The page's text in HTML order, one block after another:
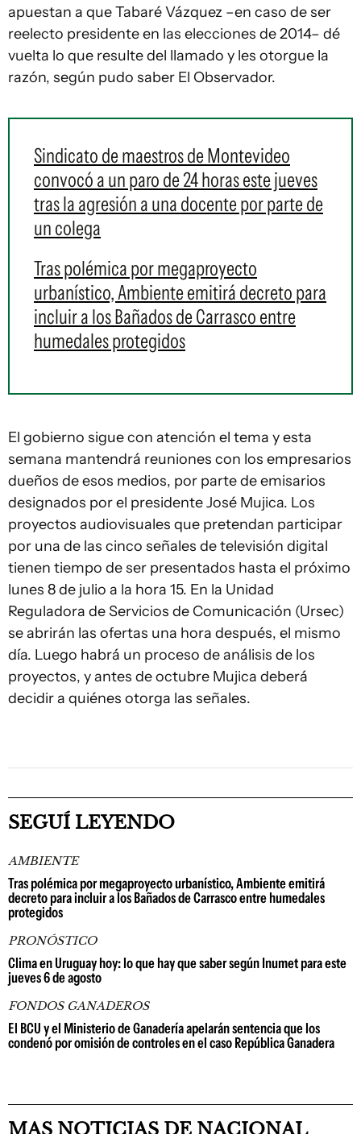
apuestan a que Tabaré Vázquez –en caso de ser
reelecto presidente en las elecciones de 2014– dé
vuelta lo que resulte del llamado y les otorgue la
razón, según pudo saber El Observador.
Sindicato de maestros de Montevideo
convocó a un paro de 24 horas este jueves
tras la agresión a una docente por parte de
un colega
Tras polémica por megaproyecto
urbanístico, Ambiente emitirá decreto para
incluir a los Bañados de Carrasco entre
humedales protegidos
El gobierno sigue con atención el tema y esta
semana mantendrá reuniones con los empresarios
dueños de esos medios, por parte de emisarios
designados por el presidente José Mujica. Los
proyectos audiovisuales que pretendan participar
por una de las cinco señales de televisión digital
tienen tiempo de ser presentados hasta el próximo
lunes 8 de julio a la hora 15. En la Unidad
Reguladora de Servicios de Comunicación (Ursec)
se abrirán las ofertas una hora después, el mismo
día. Luego habrá un proceso de análisis de los
proyectos, y antes de octubre Mujica deberá
decidir a quiénes otorga las señales.
SEGUÍ LEYENDO
AMBIENTE
Tras polémica por megaproyecto urbanístico, Ambiente emitirá
decreto para incluir a los Bañados de Carrasco entre humedales
protegidos
PRONÓSTICO
Clima en Uruguay hoy: lo que hay que saber según Inumet para este
jueves 6 de agosto
FONDOS GANADEROS
El BCU y el Ministerio de Ganadería apelarán sentencia que los
condenó por omisión de controles en el caso República Ganadera
MAS NOTICIAS DE NACIONAL